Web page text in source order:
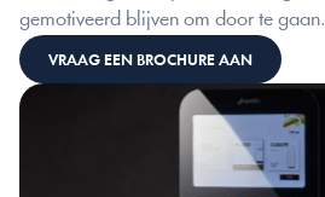
gemotiveerd blijven om door te gaan.
VRAAG EEN BROCHURE AAN